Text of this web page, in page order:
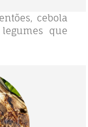
cebola
que